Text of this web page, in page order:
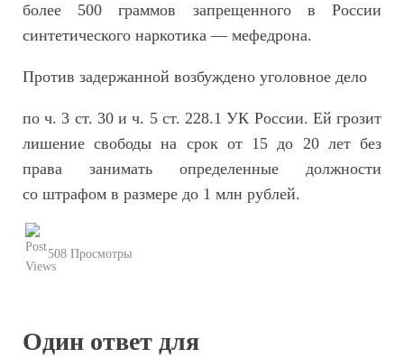
более 500 граммов запрещенного в России
синтетического наркотика — мефедрона.
Против задержанной возбуждено уголовное дело
по ч. 3 ст. 30 и ч. 5 ст. 228.1 УК России. Ей грозит
лишение свободы на срок от 15 до 20 лет без
права занимать определенные должности
со штрафом в размере до 1 млн рублей.
508 Просмотры
Один ответ для